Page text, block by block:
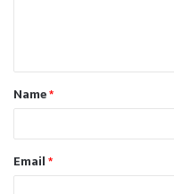
t
*Name*
Email*